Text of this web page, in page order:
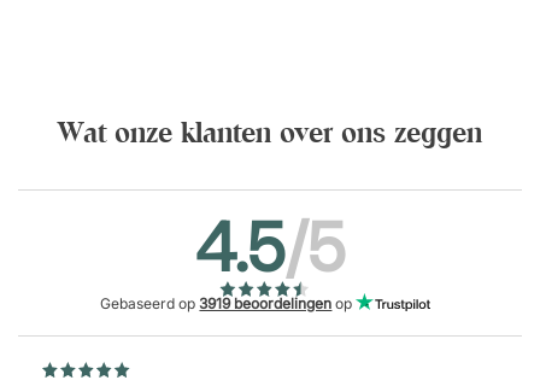
Wat onze klanten over ons zeggen
4.5/5
Gebaseerd op3919 beoordelingen op